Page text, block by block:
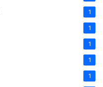
1
1
1
1
1